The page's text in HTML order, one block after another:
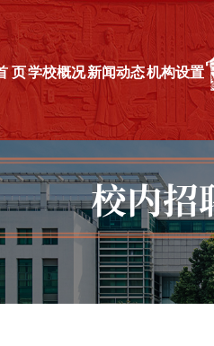
页学校概况新闻动态机构设置
校内招